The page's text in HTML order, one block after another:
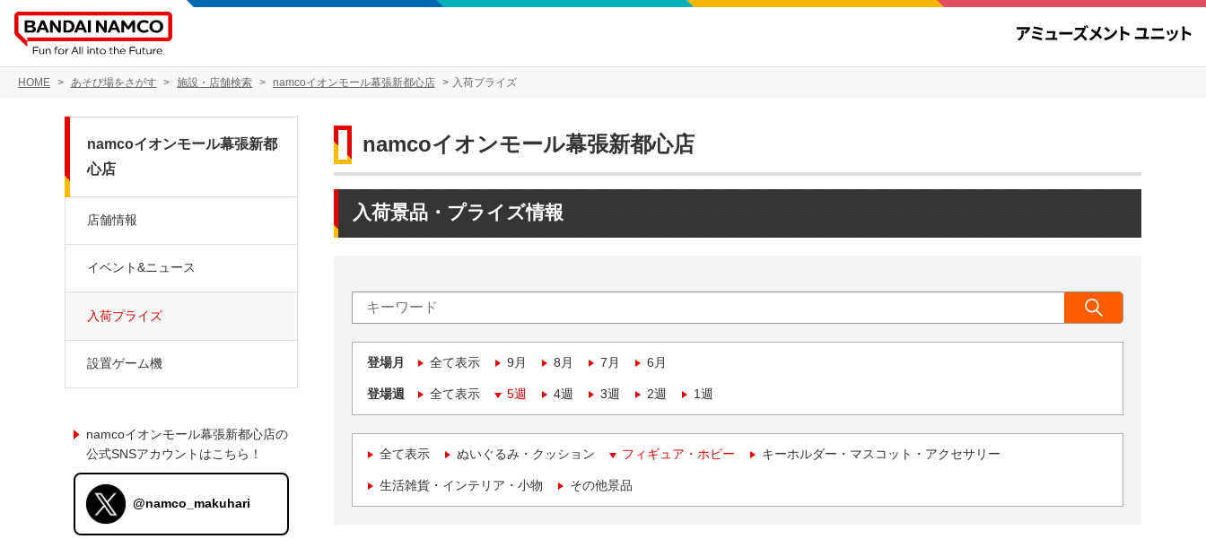
HOME あそび場をさがす 施設・店舗検索 namcoイオンモール幕張新都心店 入荷プライズ
namcoイオンモール幕張新都心店
入荷景品・プライズ情報
登場月 全て表示 9月 8月 7月 6月
登場週 全て表示 5週 4週 3週 2週 1週
全て表示 ぬいぐるみ・クッション フィギュア・ホビー キーホルダー・マスコット・アクセサリー
生活雑貨・インテリア・小物 その他景品
namcoイオンモール幕張新都
心店
店舗情報
イベント&ニュース
入荷プライズ
設置ゲーム機
namcoイオンモール幕張新都心店の
公式SNSアカウントはこちら！
@namco_makuhari